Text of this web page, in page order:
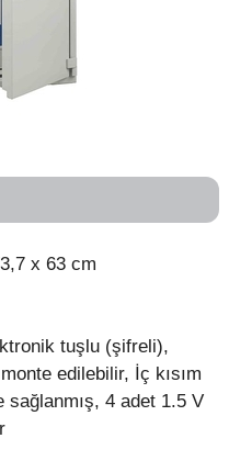
x 63 cm
tuşlu (şifreli),
edilebilir, İç kısım
sağlanmış, 4 adet 1.5 V